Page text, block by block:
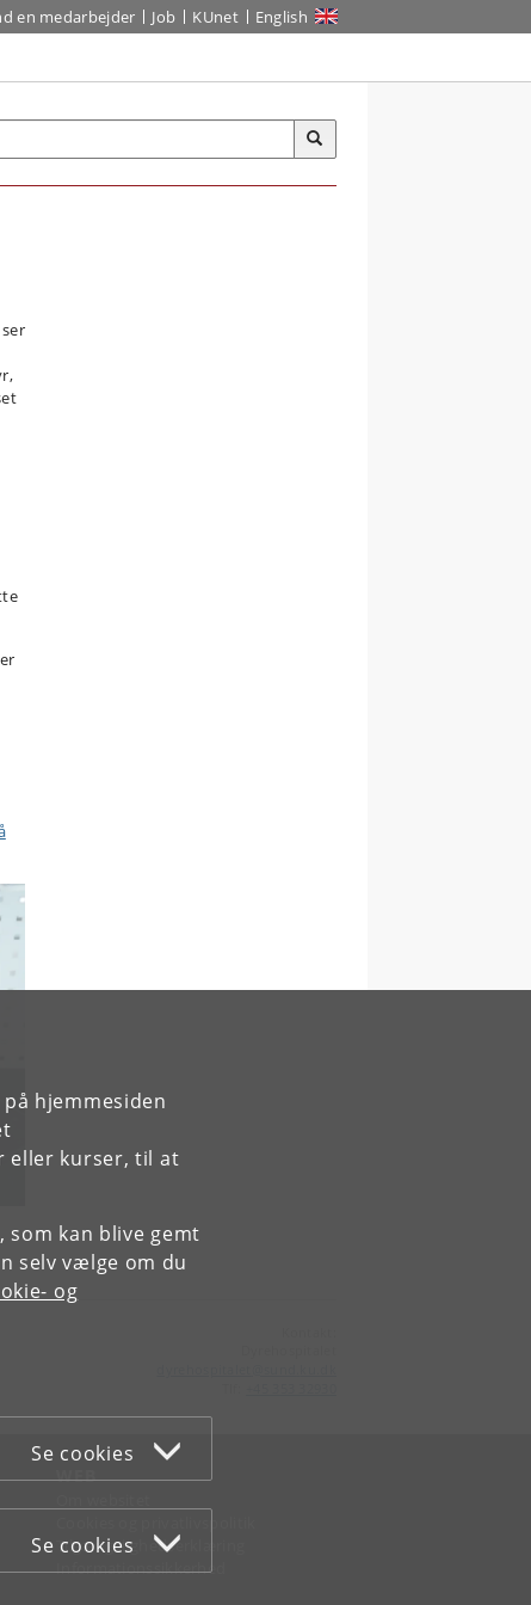
hjemmesiden
eller kurser, til at
som kan blive gemt
selv vælge om du
og
Se cookies
Se cookies
en medarbejder Job KUnet English
WEB
Tilgængelighedserklæring
Informationssikkerhed